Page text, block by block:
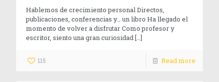
Hablemos de crecimiento personal Directos,
publicaciones, conferencias y… un libro Ha llegado el
momento de volver a disfrutar Como profesor y
escritor, siento una gran curiosidad[…]
115 Read more